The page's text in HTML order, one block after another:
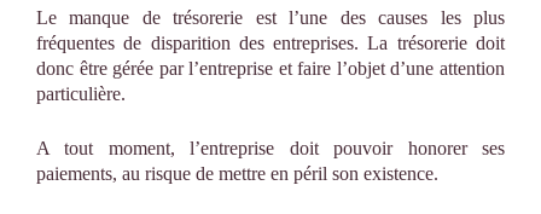
Le manque de trésorerie est l’une des causes les plus
fréquentes de disparition des entreprises. La trésorerie doit
donc être gérée par l’entreprise et faire l’objet d’une attention
particulière.
A tout moment, l’entreprise doit pouvoir honorer ses
paiements, au risque de mettre en péril son existence.